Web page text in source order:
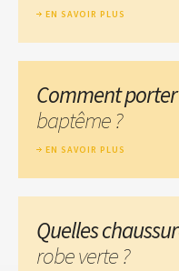
EN SAVOIR PLUS
Comment porter
baptême ?
EN SAVOIR PLUS
Quelles
robe verte ?